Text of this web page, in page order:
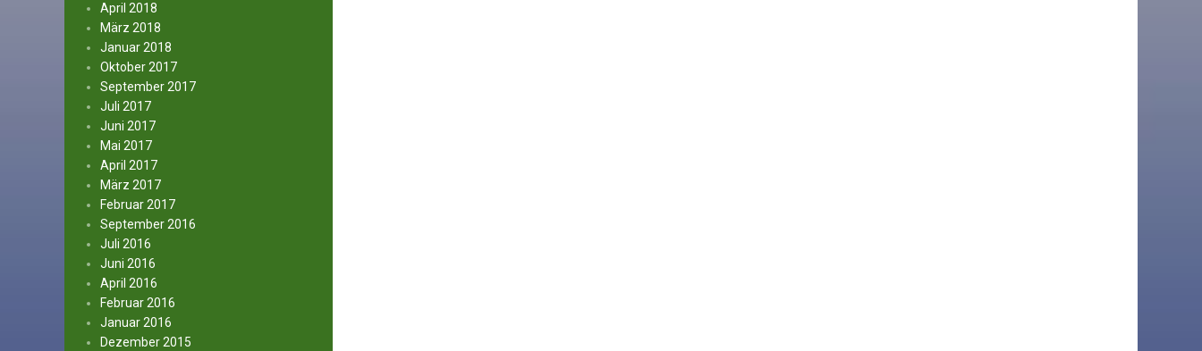
April 2018
März 2018
Januar 2018
Oktober 2017
September 2017
Juli 2017
Juni 2017
Mai 2017
April 2017
März 2017
Februar 2017
September 2016
Juli 2016
Juni 2016
April 2016
Februar 2016
Januar 2016
Dezember 2015